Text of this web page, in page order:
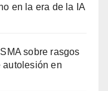
en la era de la IA
sobre rasgos
autolesión en